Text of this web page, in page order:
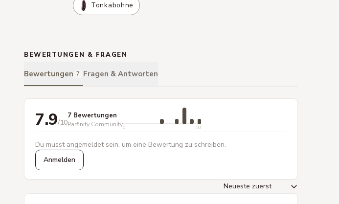
Tonkabohne
BEWERTUNGEN & FRAGEN
Bewertungen 7 Fragen & Antworten
7.9/10
7 Bewertungen
Parfinity Community0 10
Du musst angemeldet sein, um eine Bewertung zu schreiben.
Anmelden